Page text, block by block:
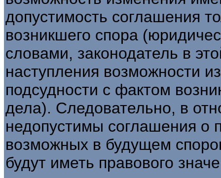
допустимость соглашения
возникшего спора
словами, законодатель в
наступления возможности
подсудности с фактом
дела). Следовательно, в
недопустимы соглашения о
возможных в будущем
будут иметь правового